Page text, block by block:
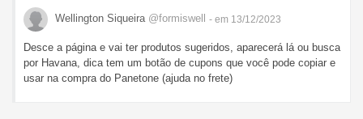
Wellington Siqueira @formiswell - em 13/12/2023
Desce a página e vai ter produtos sugeridos, aparecerá lá ou busca
por Havana, dica tem um botão de cupons que você pode copiar e
usar na compra do Panetone (ajuda no frete)